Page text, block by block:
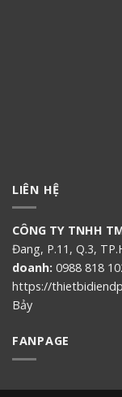
LIÊN HỆ
CÔNG TY TNHH
Đang, P.11, Q.3,
doanh: 0988 818
https://
Bảy
FANPAGE